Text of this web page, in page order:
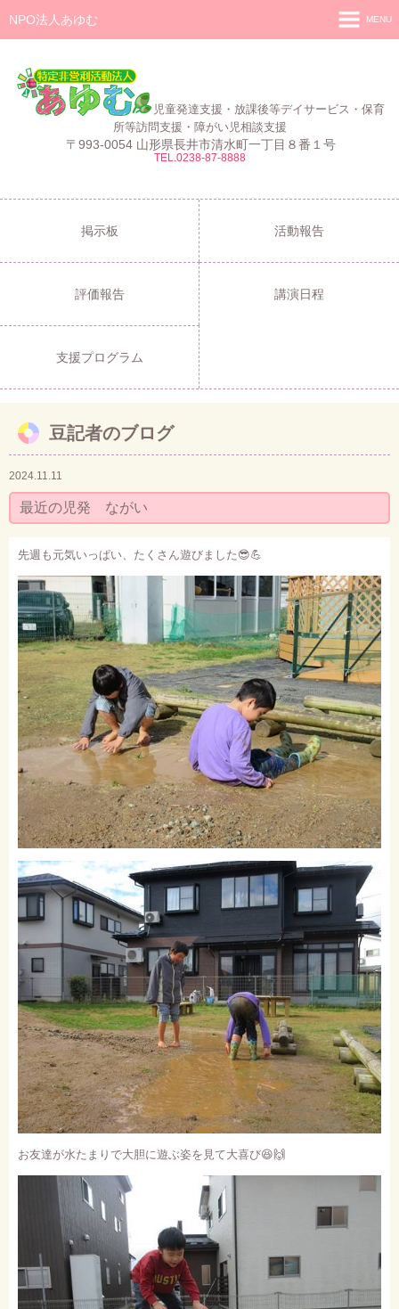
NPO法人あゆむ
児童発達支援・放課後等デイサービス・保育
所等訪問支援・障がい児相談支援
〒993-0054 山形県長井市清水町一丁目８番１号
TEL.0238-87-8888
MENU
施設紹介
あゆむZIBUN LABO
サービス内容
支援プログラム
ご利用について
採用情報
お問い合わせ
掲示板 活動報告
評価報告 講演日程
支援プログラム
豆記者のブログ
2024.11.11
最近の児発 ながい
先週も元気いっぱい、たくさん遊びました 😎💪
お友達が水たまりで大胆に遊ぶ姿を見て大喜び😆🙌